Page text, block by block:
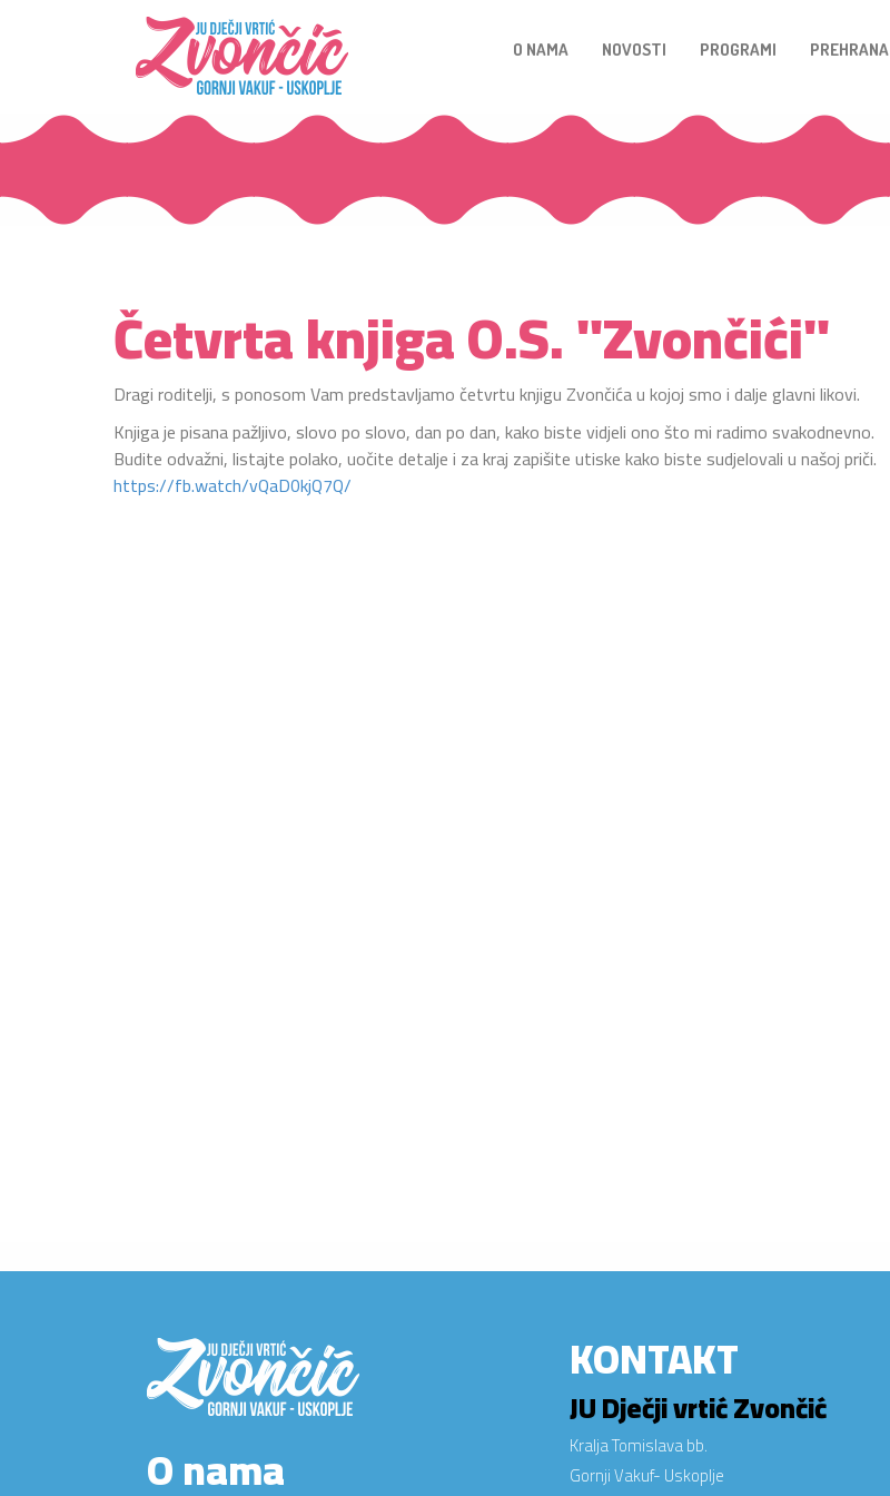
O NAMA NOVOSTI PROGRAMI PREHRANA
Četvrta knjiga O.S. "Zvončići"
Dragi roditelji, s ponosom Vam predstavljamo četvrtu knjigu Zvončića u kojoj smo i dalje glavni likovi.
Knjiga je pisana pažljivo, slovo po slovo, dan po dan, kako biste vidjeli ono što mi radimo svakodnevno.
Budite odvažni, listajte polako, uočite detalje i za kraj zapišite utiske kako biste sudjelovali u našoj priči.
https://fb.watch/vQaD0kjQ7Q/
O nama
KONTAKT
JU Dječji vrtić Zvončić
Kralja Tomislava bb.
Gornji Vakuf- Uskoplje